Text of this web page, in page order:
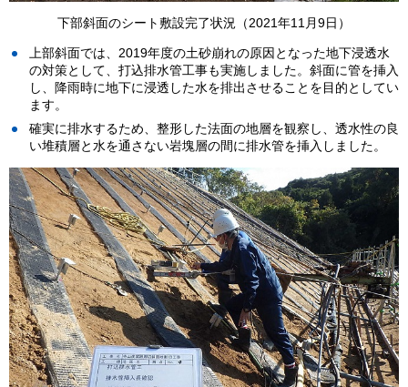
下部斜面のシート敷設完了状況（2021年11月9日）
上部斜面では、2019年度の土砂崩れの原因となった地下浸透水
の対策として、打込排水管工事も実施しました。斜面に管を挿入
し、降雨時に地下に浸透した水を排出させることを目的としてい
ます。
確実に排水するため、整形した法面の地層を観察し、透水性の良
い堆積層と水を通さない岩塊層の間に排水管を挿入しました。